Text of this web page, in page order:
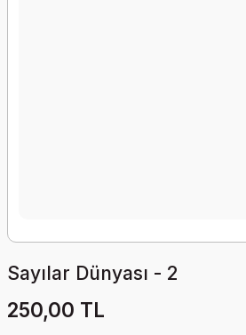
Sayılar Dünyası - 2
250,00 TL